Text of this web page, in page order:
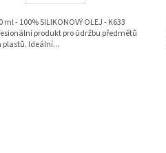
ml - 100% SILIKONOVÝ OLEJ - K633
produkt pro údržbu předmětů
plastů. Ideální...